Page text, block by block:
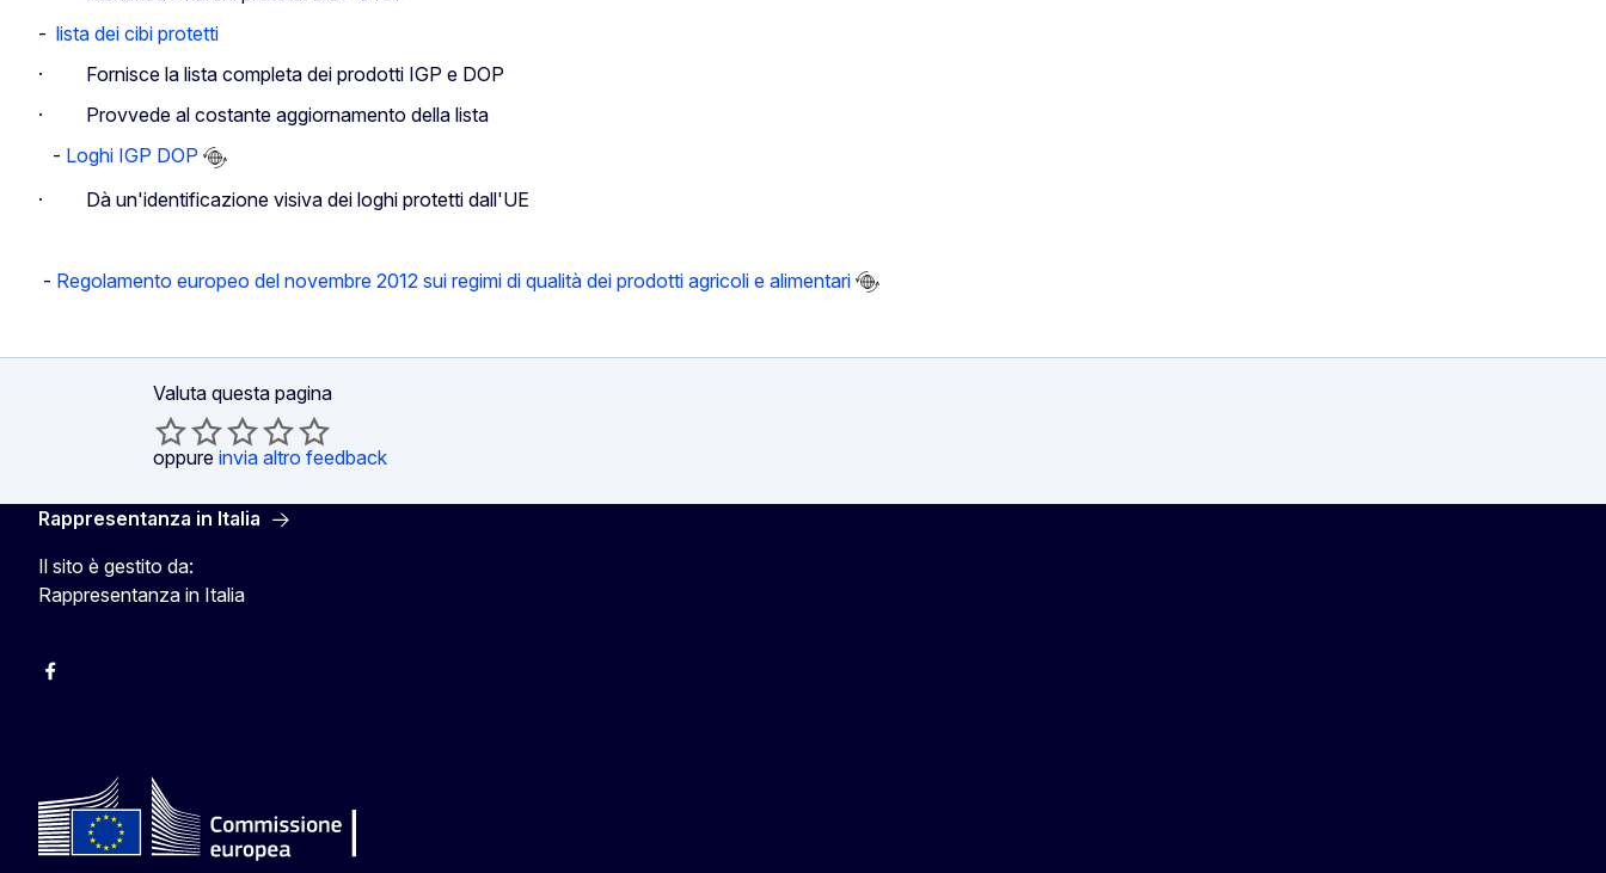
- lista dei cibi protetti
· Fornisce la lista completa dei prodotti IGP e DOP
· Provvede al costante aggiornamento della lista
- Loghi IGP DOP
· Dà un'identificazione visiva dei loghi protetti dall'UE
- Regolamento europeo del novembre 2012 sui regimi di qualità dei prodotti agricoli e alimentari
Valuta questa pagina
oppure invia altro feedback
Rappresentanza in Italia
Il sito è gestito da:
Rappresentanza in Italia
Facebook Europa in Italia